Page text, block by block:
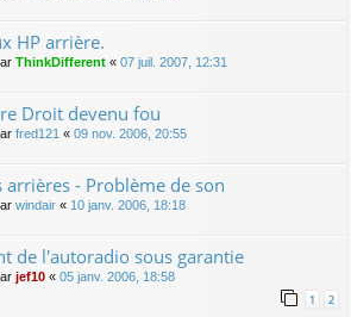
HP arrière.
ThinkDifferent « 07 juil. 2007, 12:31
Droit devenu fou
fred121 « 09 nov. 2006, 20:55
arrières - Problème de son
windair « 10 janv. 2006, 18:18
de l'autoradio sous garantie
jef10 « 05 janv. 2006, 18:58
1 2